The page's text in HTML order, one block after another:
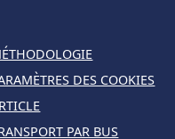
DES COOKIES
PAR BUS